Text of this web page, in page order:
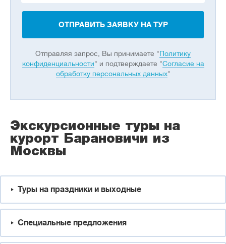
ОТПРАВИТЬ ЗАЯВКУ НА ТУР
Отправляя запрос, Вы принимаете "Политику
конфиденциальности" и подтверждаете "Согласие на
обработку персональных данных"
Экскурсионные туры на
курорт Барановичи из
Москвы
Туры на праздники и выходные
Специальные предложения